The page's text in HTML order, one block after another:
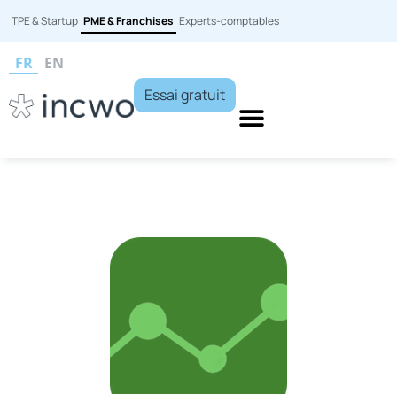
TPE & Startup PME & Franchises Experts-comptables
FR
EN
Essai gratuit